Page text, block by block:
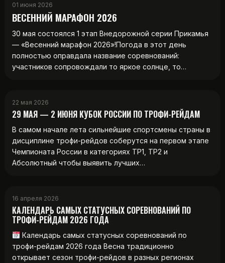
01 июня 2026
ВЕСЕННИЙ МАРАФОН 2026
30 мая состоялся 1 этап Внедорожной серии Прикамья
— «Весенний марафон 2026»!Погода в этот день
полностью оправдала название соревнований:
участников сопровождали то яркое солнце, то…
22 мая 2026
29 МАЯ — 2 ИЮНЯ КУБОК РОССИИ ПО ТРОФИ-РЕЙДАМ
В самом начале лета сильнейшие спортсмены страны в
дисциплине трофи-рейдов соберутся на первом этапе
Чемпионата России в категориях ТР1, ТР2 и
Абсолютный чтобы выявить лучших…
16 апреля 2026
КАЛЕНДАРЬ САМЫХ СТАТУСНЫХ СОРЕВНОВАНИЙ ПО
ТРОФИ-РЕЙДАМ 2026 ГОДА
Календарь самых статусных соревнований по
трофи-рейдам 2026 года Весна традиционно
открывает сезон трофи-рейдов в разных регионах